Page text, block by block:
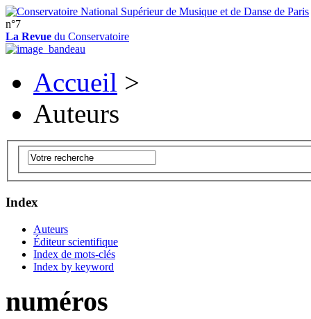
n°7
La Revue du Conservatoire
Accueil >
Auteurs
Index
Auteurs
Éditeur scientifique
Index de mots-clés
Index by keyword
numéros